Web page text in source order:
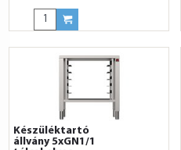
Készüléktartó
állvány 5xGN1/1